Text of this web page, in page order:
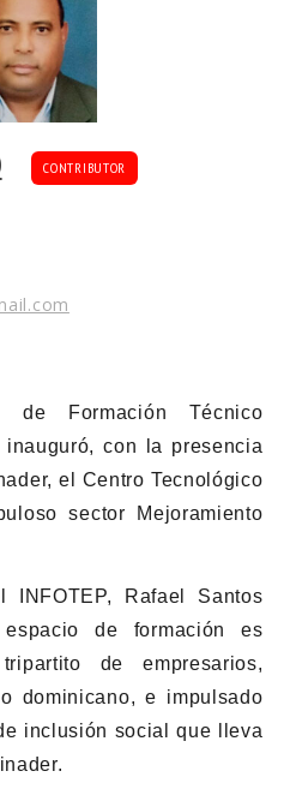
CONTRIBUTOR
de Formación Técnico
inauguró, con la presencia
el Centro Tecnológico
sector Mejoramiento
INFOTEP, Rafael Santos
de formación es
de empresarios,
dominicano, e impulsado
inclusión social que lleva